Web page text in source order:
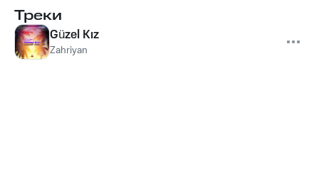
Треки
Güzel Kız
Zahriyan